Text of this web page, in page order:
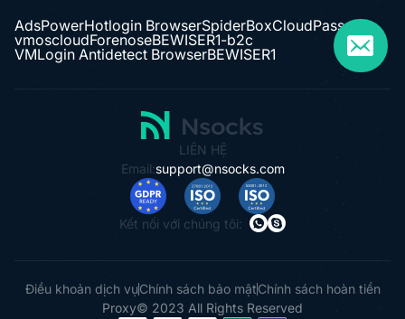
AdsPowerHotlogin BrowserSpiderBoxCloudPass
vmoscloudForenoseBEWISER1-b2c
VMLogin Antidetect BrowserBEWISER1
LIÊN HỆ
Email:support@nsocks.com
Kết nối với chúng tôi:
Điều khoản dịch vụChính sách bảo mậtChính sách hoàn tiền
Proxy© 2023 All Rights Reserved